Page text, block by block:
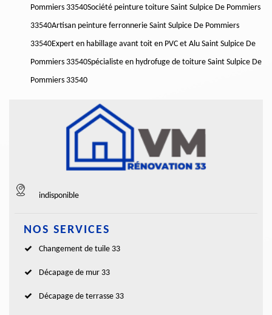
Pommiers 33540Société peinture toiture Saint Sulpice De Pommiers
33540Artisan peinture ferronnerie Saint Sulpice De Pommiers
33540Expert en habillage avant toit en PVC et Alu Saint Sulpice De
Pommiers 33540Spécialiste en hydrofuge de toiture Saint Sulpice De
Pommiers 33540
indisponible
NOS SERVICES
Changement de tuile 33
Décapage de mur 33
Décapage de terrasse 33